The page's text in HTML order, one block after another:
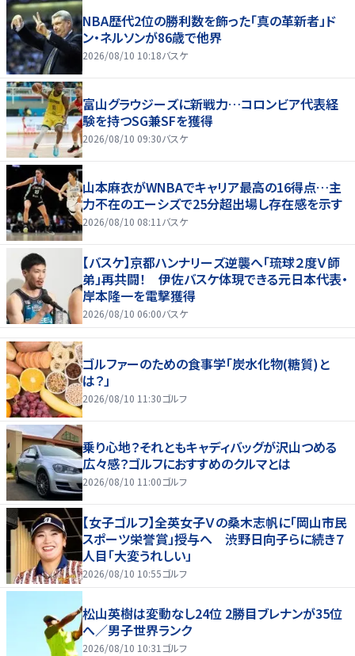
NBA歴代2位の勝利数を飾った「真の革新者」ド
ン・ネルソンが86歳で他界
2026/08/10 10:18バスケ
富山グラウジーズに新戦力…コロンビア代表経
験を持つSG兼SFを獲得
2026/08/10 09:30バスケ
山本麻衣がWNBAでキャリア最高の16得点…主
力不在のエーシズで25分超出場し存在感を示す
2026/08/10 08:11 バスケ
【バスケ】京都ハンナリーズ逆襲へ「琉球２度Ｖ師
弟」再共闘！ 伊佐バスケ体現できる元日本代表・
岸本隆一を電撃獲得
2026/08/10 06:00バスケ
ゴルファーのための食事学「炭水化物(糖質)と
は？」
2026/08/10 11:30ゴルフ
乗り心地？それともキャディバッグが沢山つめる
広々感？ゴルフにおすすめのクルマとは
2026/08/10 11:00ゴルフ
【女子ゴルフ】全英女子Ｖの桑木志帆に「岡山市民
スポーツ栄誉賞」授与へ 渋野日向子らに続き７
人目「大変うれしい」
2026/08/10 10:55ゴルフ
松山英樹は変動なし24位 2勝目ブレナンが35位
へ／男子世界ランク
2026/08/10 10:31 ゴルフ